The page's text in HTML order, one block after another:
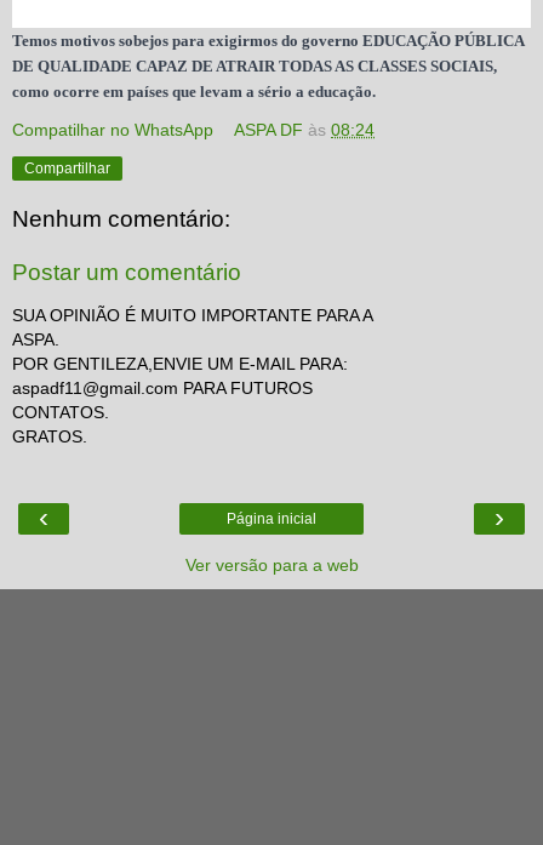
Temos motivos sobejos para exigirmos do governo EDUCAÇÃO PÚBLICA
DE QUALIDADE CAPAZ DE ATRAIR TODAS AS CLASSES SOCIAIS,
como ocorre em países que levam a sério a educação.
Compatilhar no WhatsApp ASPA DF às08:24
Compartilhar
Nenhum comentário:
Postar um comentário
SUA OPINIÃO É MUITO IMPORTANTE PARA A
ASPA.
POR GENTILEZA,ENVIE UM E-MAIL PARA:
aspadf11@gmail.com PARA FUTUROS
CONTATOS.
GRATOS.
‹ ›
Página inicial
Ver versão para a web